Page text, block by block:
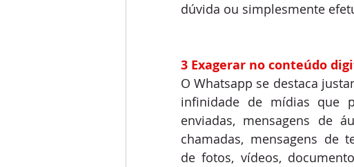
dúvida ou simplesmente
3 Exagerar no conteúdo
O Whatsapp se destaca
infinidade de mídias que
enviadas, mensagens de
chamadas, mensagens de
de fotos, vídeos,